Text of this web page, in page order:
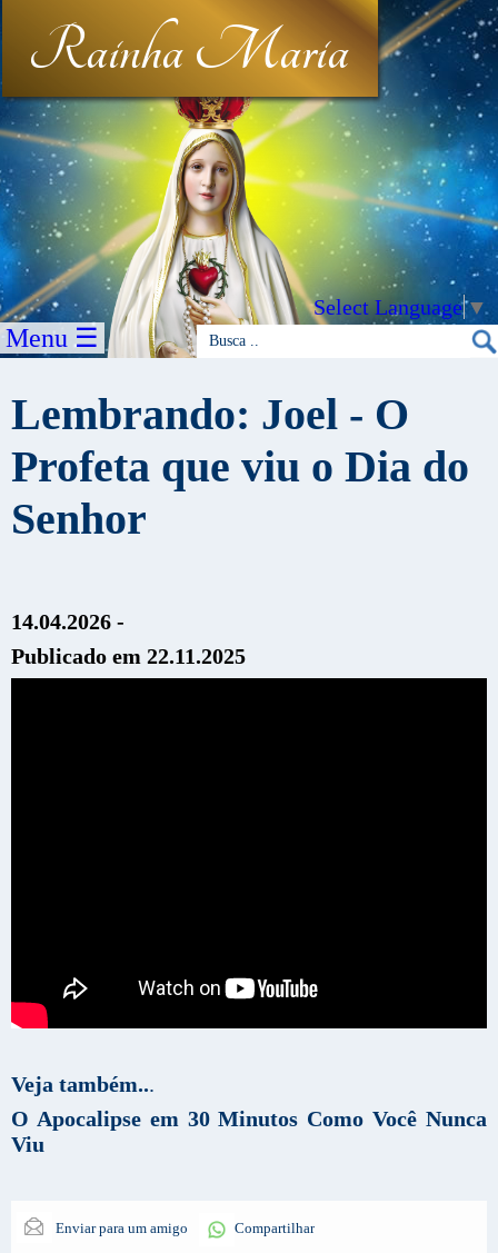
Rainha Maria
Select Language▼
Menu ☰
Lembrando: Joel - O
Profeta que viu o Dia do
Senhor
14.04.2026 -
Publicado em 22.11.2025
Veja também...
O Apocalipse em 30 Minutos Como Você Nunca
Viu
Enviar para um amigo Compartilhar